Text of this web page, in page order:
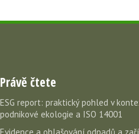
Právě čtete
ESG report: praktický pohled v
podnikové ekologie a ISO 14001